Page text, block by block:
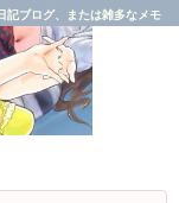
記ブログ、または雑多なメモ